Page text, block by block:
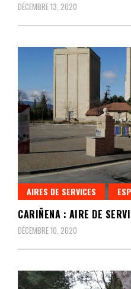
DÉCEMBRE 13, 2020
AIRES DE SERVICES
CARIÑENA : AIRE DE
DÉCEMBRE 10, 2020